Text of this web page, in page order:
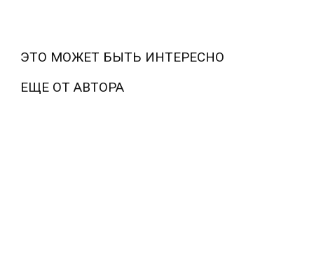
ЭТО МОЖЕТ БЫТЬ ИНТЕРЕСНО
ЕЩЕ ОТ АВТОРА